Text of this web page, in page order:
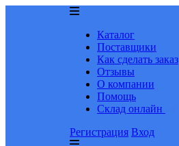
Каталог
Поставщики
Как сделать заказ
Отзывы
О компании
Помощь
Склад онлайн
Регистрация Вход